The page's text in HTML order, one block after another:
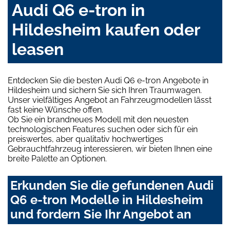
Audi Q6 e-tron in
Hildesheim kaufen oder
leasen
Entdecken Sie die besten Audi Q6 e-tron Angebote in
Hildesheim und sichern Sie sich Ihren Traumwagen.
Unser vielfältiges Angebot an Fahrzeugmodellen lässt
fast keine Wünsche offen.
Ob Sie ein brandneues Modell mit den neuesten
technologischen Features suchen oder sich für ein
preiswertes, aber qualitativ hochwertiges
Gebrauchtfahrzeug interessieren, wir bieten Ihnen eine
breite Palette an Optionen.
Erkunden Sie die gefundenen Audi
Q6 e-tron Modelle in Hildesheim
und fordern Sie Ihr Angebot an